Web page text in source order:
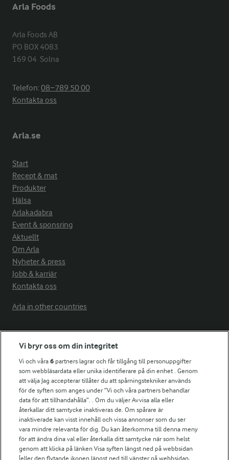
Arla Foods
Arla Foods AB
PO BOX 4083
169 04  Solna
Telefon:08−789 50 00
Kontakta oss
Arla.se
Start
Recept & mat
Produkter
Hälsa
Arlakadabra
Event & sponsring
Aktuellt
Om Arla
Nyheter & press
Jobb & karriär
Kontakta oss
Arla in other countries
Fler Arlasajter
För ägare
Arlas kundportal
Arla.com
Falbygdens Ost
Arla webbshop
Bildbank
Vi bryr oss om din integritet
Vi och våra6 partners lagrar och får tillgång till personuppgifter
som webbläsardata eller unika identifierare på din enhet . Genom
att välja Jag accepterar tillåter du att spårningstekniker används
för de syften som anges under ”Vi och våra partners behandlar
data för att tillhandahålla”. . Om du väljer Avvisa alla eller
återkallar ditt samtycke inaktiveras de. Om spårare är
inaktiverade kan visst innehåll och vissa annonser som du ser
vara mindre relevanta för dig. Du kan återkomma till denna meny
för att ändra dina val eller återkalla ditt samtycke när som helst
genom att klicka på länken Visa syften längst ned på webbsidan
[eller den flytande ikonen längst ned till vänster på webbsidan,